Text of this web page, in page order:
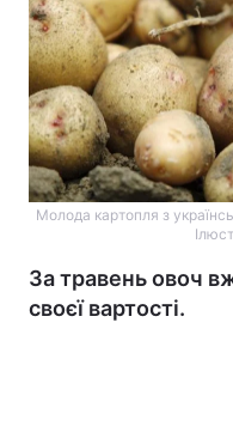
Молода картопля з
За травень овоч
своєї вартості.